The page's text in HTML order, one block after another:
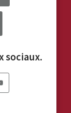
sociaux.